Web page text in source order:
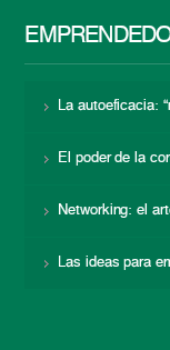
La autoeficacia:
El poder de la
Networking: el
Las ideas para